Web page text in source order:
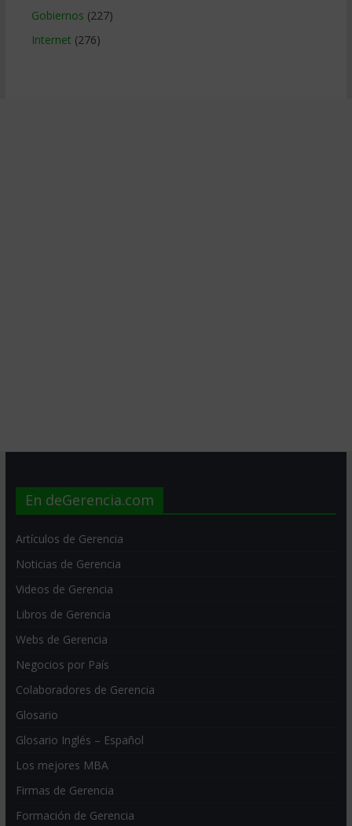
Gobiernos (227)
Internet (276)
En deGerencia.com
Artículos de Gerencia
Noticias de Gerencia
Videos de Gerencia
Libros de Gerencia
Webs de Gerencia
Negocios por País
Colaboradores de Gerencia
Glosario
Glosario Inglés – Español
Los mejores MBA
Firmas de Gerencia
Formación de Gerencia